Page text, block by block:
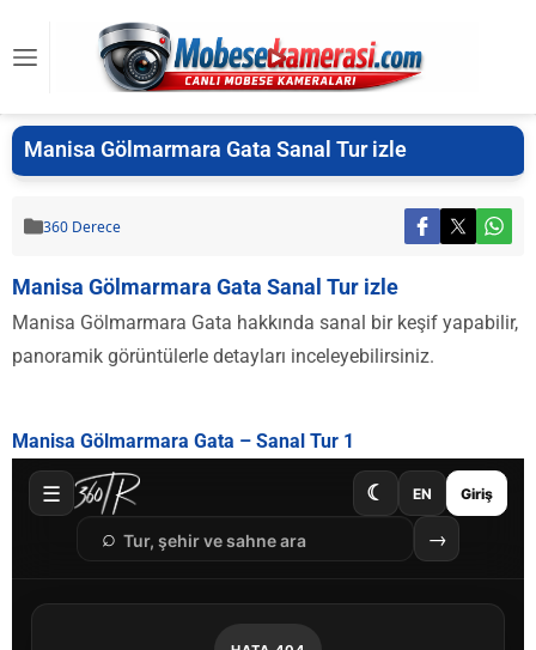
Manisa Gölmarmara Gata Sanal Tur izle
360 Derece
Manisa Gölmarmara Gata Sanal Tur izle
Manisa Gölmarmara Gata hakkında sanal bir keşif yapabilir,
panoramik görüntülerle detayları inceleyebilirsiniz.
Manisa Gölmarmara Gata – Sanal Tur 1